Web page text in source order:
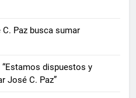
Paz busca sumar
dispuestos y
José C. Paz”